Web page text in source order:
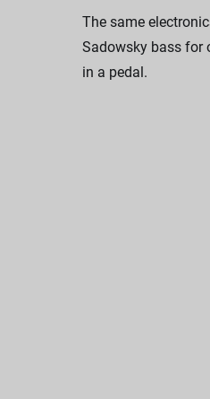
The same
Sadowsky bass for
in a pedal.